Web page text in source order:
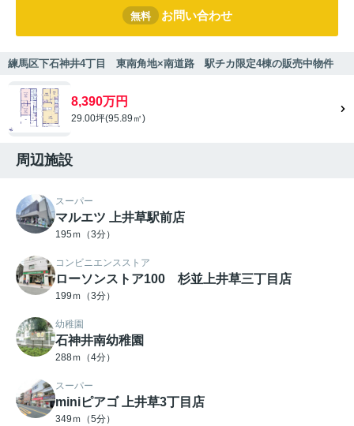
無料 お問い合わせ
練馬区下石神井4丁目 東南角地×南道路 駅チカ限定4棟の販売中物件
8,390万円
29.00坪(95.89㎡)
周辺施設
スーパー
マルエツ 上井草駅前店
195ｍ（3分）
コンビニエンスストア
ローソンストア100 杉並上井草三丁目店
199ｍ（3分）
幼稚園
石神井南幼稚園
288ｍ（4分）
スーパー
miniピアゴ 上井草3丁目店
349ｍ（5分）